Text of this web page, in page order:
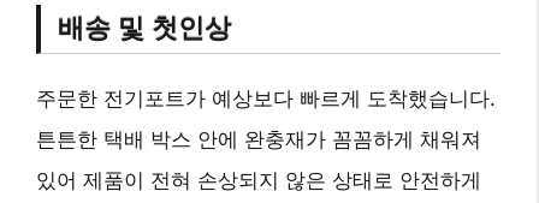
배송 및 첫인상
주문한 전기포트가 예상보다 빠르게 도착했습니다.
튼튼한 택배 박스 안에 완충재가 꼼꼼하게 채워져
있어 제품이 전혀 손상되지 않은 상태로 안전하게